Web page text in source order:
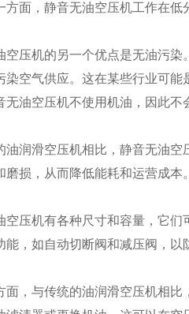
方面，静音无油空压机工作在低
空压机的另一个优点是无油污
染空气供应。这在某些行业可
无油空压机不使用机油，因此不
油润滑空压机相比，静音无油
磨损，从而降低能耗和运营成本。
空压机有各种尺寸和容量，它
能，如自动切断阀和减压阀，以
面，与传统的油润滑空压机相